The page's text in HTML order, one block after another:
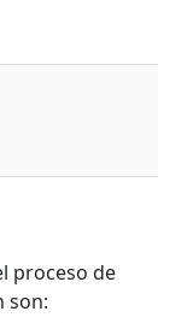
proceso de
son: